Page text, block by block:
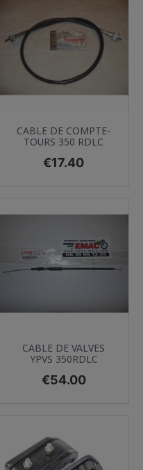
CABLE DE COMPTE-
TOURS 350 RDLC
Price
€17.40
CABLE DE VALVES
YPVS 350RDLC
Price
€54.00